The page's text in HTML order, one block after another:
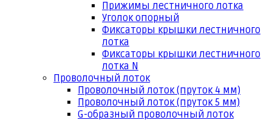
Прижимы лестничного лотка
Уголок опорный
Фиксаторы крышки лестничного
лотка
Фиксаторы крышки лестничного
лотка N
Проволочный лоток
Проволочный лоток (пруток 4 мм)
Проволочный лоток (пруток 5 мм)
G-образный проволочный лоток